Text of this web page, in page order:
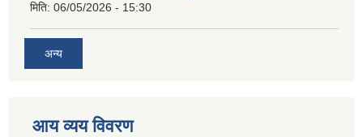
मिति: 06/05/2026 - 15:30
अन्य
आय व्यय विवरण